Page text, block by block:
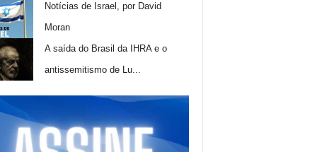
Notícias de Israel, por David
Moran
A saída do Brasil da IHRA e o
antissemitismo de Lu...